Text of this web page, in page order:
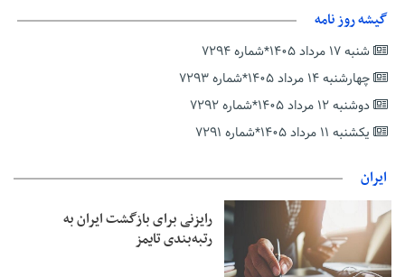
پرتغال خواستار محرومیت مراکش از میزبانی جام جهانی ۲۰۳۰ شد
فریدون جیرانی: اکبر عبدی حیف شد
تسهیلات اشتغالزایی در اختیار نهادهای حمایتی باید براساس
اولویت‌های گیلان پرداخت شود
زمان جلسه سرنوشت‌ساز هیات رئیسه فدراسیون فوتبال با حضور
گیشه روز نامه
شنبه ۱۷ مرداد ۱۴۰۵*شماره ۷۲۹۴
چهارشنبه ۱۴ مرداد ۱۴۰۵*شماره ۷۲۹۳
دوشنبه ۱۲ مرداد ۱۴۰۵*شماره ۷۲۹۲
یکشنبه ۱۱ مرداد ۱۴۰۵*شماره ۷۲۹۱
ایران
رایزنی برای بازگشت ایران به
رتبه‌بندی تایمز